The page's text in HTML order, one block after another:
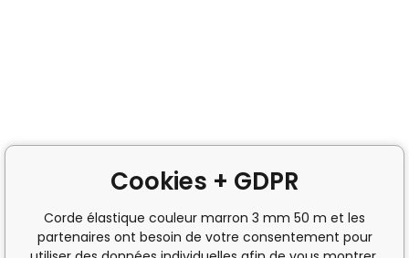
Cookies + GDPR
Corde élastique couleur marron 3 mm 50 m et les
partenaires ont besoin de votre consentement pour